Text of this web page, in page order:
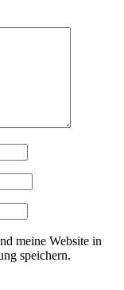
meine Website in
speichern.